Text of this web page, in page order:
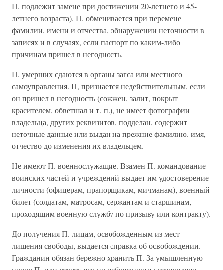
П. подлежит замене при достижении 20-летнего и 45-
летнего возраста). П. обменивается при перемене
фамилии, имени и отчества, обнаружении неточности в
записях и в случаях, если паспорт по каким-либо
причинам пришел в негодность.
П. умерших сдаются в органы загса или местного
самоуправления. П, признается недействительным, если
он пришел в негодность (сожжен, залит, покрыт
красителем, обветшал и т. п.), не имеет фотографии
владельца, других реквизитов, подделан, содержит
неточные данные или выдан на прежние фамилию. имя,
отчество до изменения их владельцем.
Не имеют П. военнослужащие. Взамен П. командование
воинских частей и учреждений выдает им удостоверение
личности (офицерам, прапорщикам, мичманам), военный
билет (солдатам, матросам, сержантам и старшинам,
проходящим военную службу по призыву или контракту).
До получения П. лицам, освобожденным из мест
лишения свободы, выдается справка об освобождении.
Гражданин обязан бережно хранить П. За умышленную